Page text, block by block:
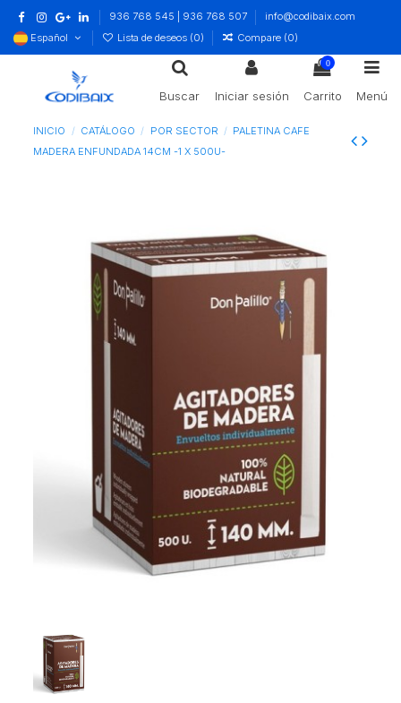
936 768 545 | 936 768 507
info@codibaix.com
Español
Lista de deseos (0) Compare (0)
Buscar Iniciar sesión
0
Carrito Menú
INICIO CATÁLOGO POR SECTOR
PALETINA CAFE
MADERA ENFUNDADA 14CM -1 X 500U-